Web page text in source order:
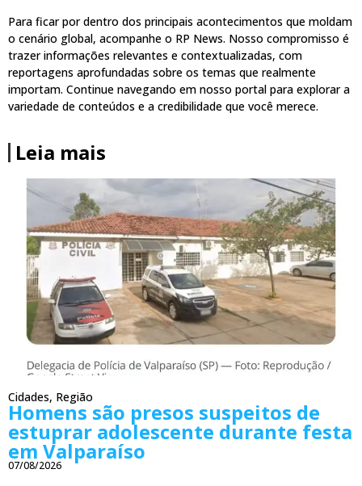
Para ficar por dentro dos principais acontecimentos que moldam
o cenário global, acompanhe o RP News. Nosso compromisso é
trazer informações relevantes e contextualizadas, com
reportagens aprofundadas sobre os temas que realmente
importam. Continue navegando em nosso portal para explorar a
variedade de conteúdos e a credibilidade que você merece.
Leia mais
Cidades, Região
Homens são presos suspeitos de
estuprar adolescente durante festa
em Valparaíso
07/08/2026